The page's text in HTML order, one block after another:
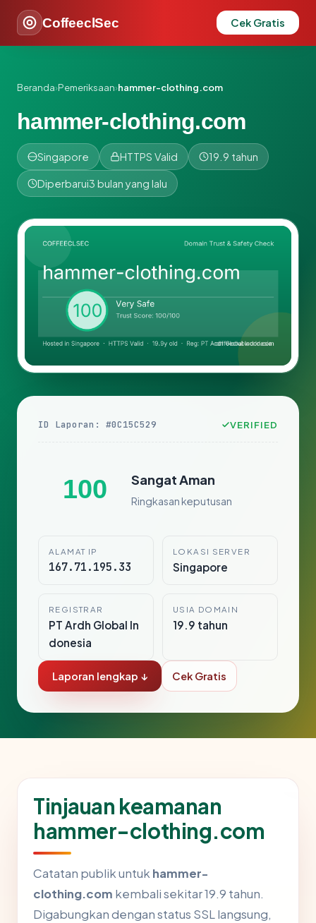
CoffeeclSec Cek Gratis
Beranda›Pemeriksaan›hammer-clothing.com
hammer-clothing.com
Singapore HTTPS Valid 19.9 tahun
Diperbarui3 bulan yang lalu
ID Laporan: #0C15C529 VERIFIED
100 Sangat Aman
Ringkasan keputusan
ALAMAT IP
167.71.195.33
LOKASI SERVER
Singapore
REGISTRAR
PT Ardh Global In
donesia
USIA DOMAIN
19.9 tahun
Laporan lengkap ↓ Cek Gratis
Tinjauan keamanan
hammer-clothing.com
Catatan publik untukhammer-
clothing.com kembali sekitar 19.9 tahun.
Digabungkan dengan status SSL langsung,